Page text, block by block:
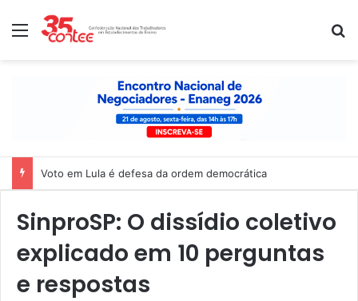
Menu
Voto em Lula é defesa da ordem democrática
SinproSP: O dissídio coletivo
explicado em 10 perguntas
e respostas